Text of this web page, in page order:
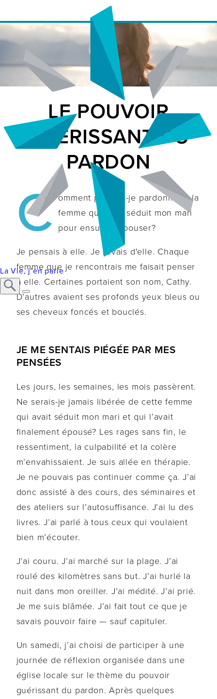
La Vie, j’en parle
LE POUVOIR
GUÉRISSANT DU
PARDON
C omment pouvais-je pardonner à la
femme qui avait séduit mon mari
pour ensuite l’épouser?
Je pensais à elle. Je rêvais d'elle. Chaque
femme que je rencontrais me faisait penser
à elle. Certaines portaient son nom, Cathy.
D’autres avaient ses profonds yeux bleus ou
ses cheveux foncés et bouclés.
JE ME SENTAIS PIÉGÉE PAR MES
PENSÉES
Les jours, les semaines, les mois passèrent.
Ne serais-je jamais libérée de cette femme
qui avait séduit mon mari et qui l’avait
finalement épousé? Les rages sans fin, le
ressentiment, la culpabilité et la colère
m’envahissaient. Je suis allée en thérapie.
Je ne pouvais pas continuer comme ça. J’ai
donc assisté à des cours, des séminaires et
des ateliers sur l’autosuffisance. J’ai lu des
livres. J’ai parlé à tous ceux qui voulaient
bien m’écouter.
J’ai couru. J’ai marché sur la plage. J’ai
roulé des kilomètres sans but. J’ai hurlé la
nuit dans mon oreiller. J’ai médité. J’ai prié.
Je me suis blâmée. J’ai fait tout ce que je
savais pouvoir faire — sauf capituler.
Un samedi, j’ai choisi de participer à une
journée de réflexion organisée dans une
église locale sur le thème du pouvoir
guérissant du pardon. Après quelques